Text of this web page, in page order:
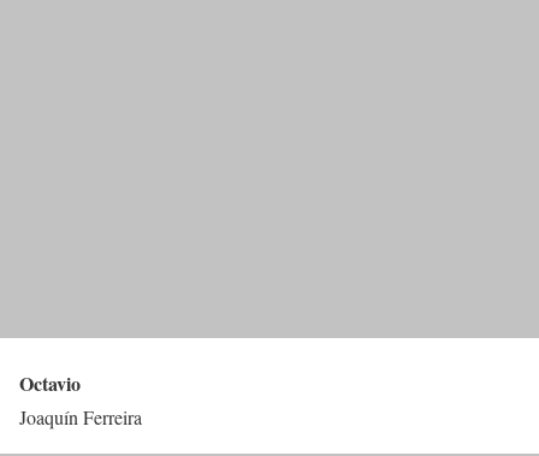
Octavio
Joaquín Ferreira